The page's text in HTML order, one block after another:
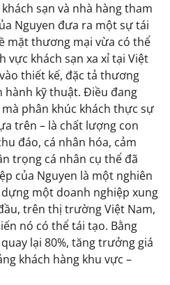
sạn và nhà hàng tham
Nguyen đưa ra một sự tái
mặt thương mại vừa có thể
vực khách sạn xa xỉ tại Việt
thiết kế, đặc tả thương
hành kỹ thuật. Điều đang
phân khúc khách thực sự
trên – là chất lượng con
đáo, cá nhân hóa, cảm
trọng cá nhân cụ thể đã
của Nguyen là một nghiên
một doanh nghiệp xung
trên thị trường Việt Nam,
nó có thể tái tạo. Bằng
lại 80%, tăng trưởng giá
khách hàng khu vực –